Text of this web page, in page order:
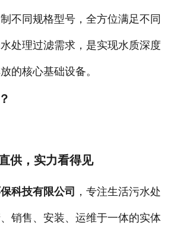
不同规格型号，全方位满足不同
处理过滤需求，是实现水质深度
的核心基础设备。
供，实力看得见
科技有限公司 ，专注生活污水处
销售、安装、运维于一体的实体